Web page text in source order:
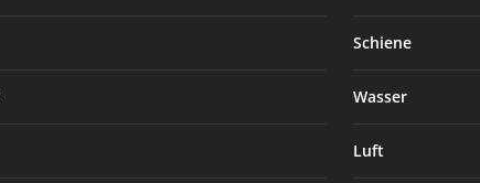
Schiene
Wasser
Luft